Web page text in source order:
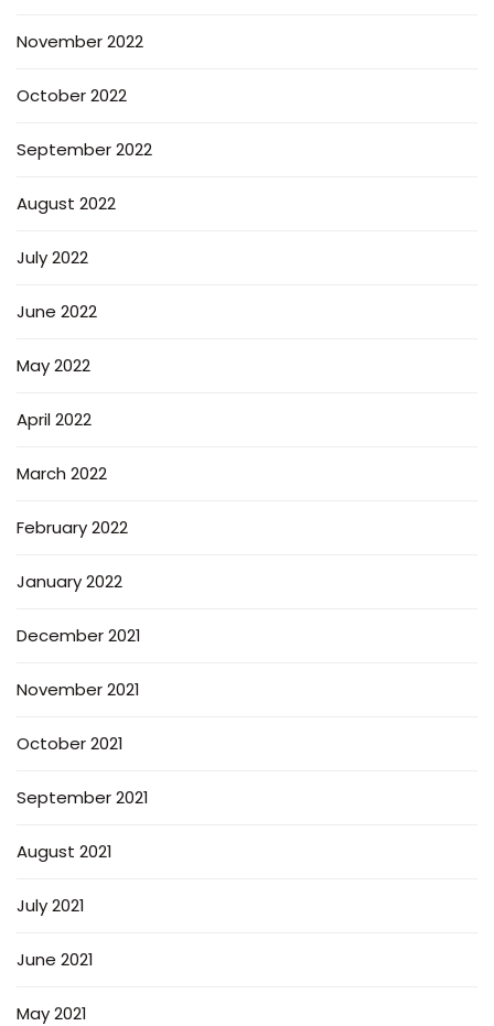
November 2022
October 2022
September 2022
August 2022
July 2022
June 2022
May 2022
April 2022
March 2022
February 2022
January 2022
December 2021
November 2021
October 2021
September 2021
August 2021
July 2021
June 2021
May 2021